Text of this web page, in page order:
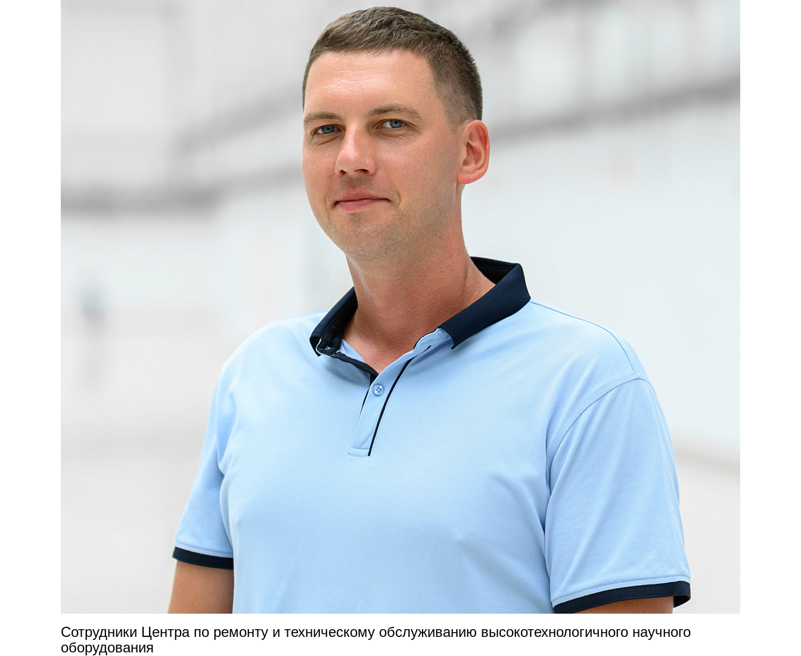
Сотрудники Центра по ремонту и техническому обслуживанию высокотехнологичного научного
оборудования